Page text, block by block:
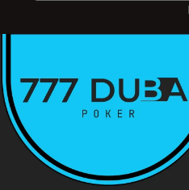
в Ле-Трепор, які будуть
розклад, місце проведення,
витрачати багато часу на пошук